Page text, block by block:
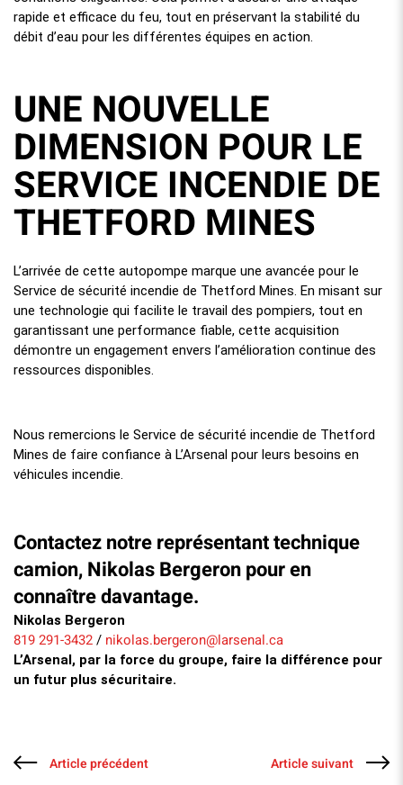
rapide et efficace du feu, tout en préservant la stabilité du
débit d’eau pour les différentes équipes en action.
UNE NOUVELLE
DIMENSION POUR LE
SERVICE INCENDIE DE
THETFORD MINES
L’arrivée de cette autopompe marque une avancée pour le
Service de sécurité incendie de Thetford Mines. En misant sur
une technologie qui facilite le travail des pompiers, tout en
garantissant une performance fiable, cette acquisition
démontre un engagement envers l’amélioration continue des
ressources disponibles.
Nous remercions le Service de sécurité incendie de Thetford
Mines de faire confiance à L’Arsenal pour leurs besoins en
véhicules incendie.
Contactez notre représentant technique
camion, Nikolas Bergeron pour en
connaître davantage.
Nikolas Bergeron
819 291-3432 / nikolas.bergeron@larsenal.ca
L’Arsenal, par la force du groupe, faire la différence pour
un futur plus sécuritaire.
Article précédent Article suivant